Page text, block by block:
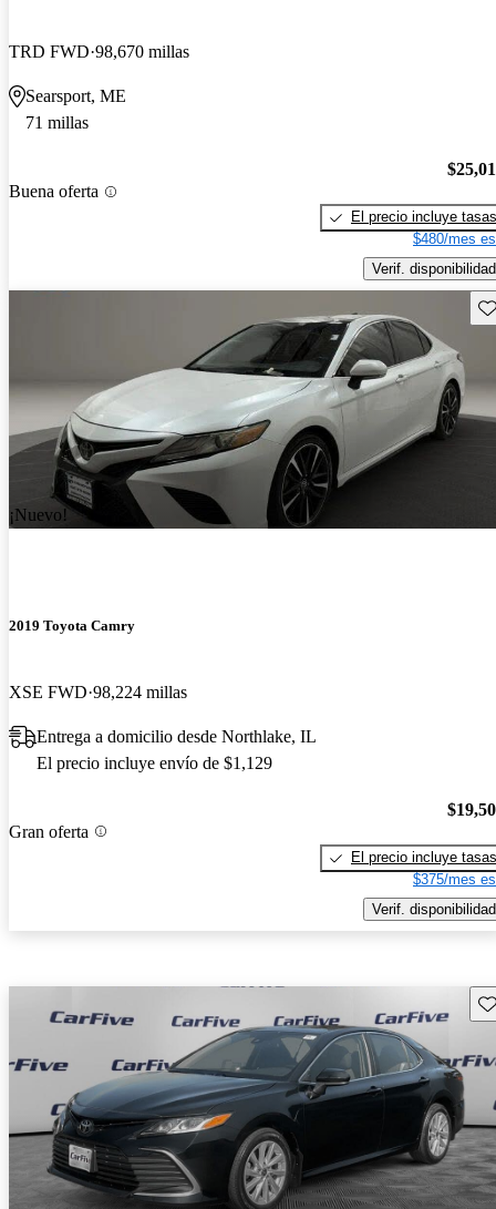
TRD FWD 98,670 millas
Searsport, ME
71 millas
Buena oferta
El precio incluye tasas
$480/mes
Verif. disponibilidad
¡Nuevo!
2019 Toyota Camry
XSE FWD 98,224 millas
Entrega a domicilio desde Northlake, IL
El precio incluye envío de $1,129
Gran oferta
El precio incluye tasas
$375/mes
Verif. disponibilidad